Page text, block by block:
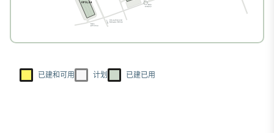
已建和可用 计划 已建已用